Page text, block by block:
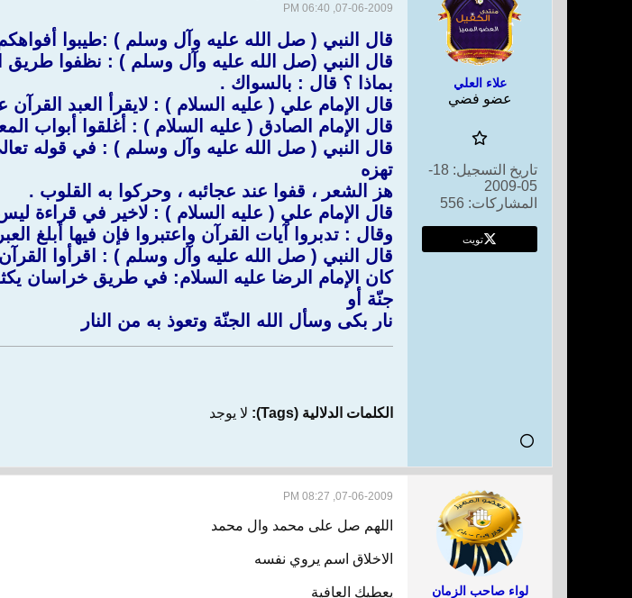
علاء العلي
عضو فضي
تاريخ التسجيل:
18-
05-2009
المشاركات: 556
تويت
07-06-2009, 06:40 PM
قال النبي ( صل الله عليه وآل وسلم ) :طيبوا
قال النبي (صل الله عليه وآل وسلم ) : نظفوا طريق
بماذا ؟ قال : بالسواك .
قال الإمام علي ( عليه السلام ) : لايقرأ العبد
قال الإمام الصادق ( عليه السلام ) : أغلقوا أبواب
قال النبي ( صل الله عليه وآل وسلم ) : في قوله تعالى :
تهزه
هز الشعر ، قفوا عند عجائبه ، وحركوا به القلوب .
قال الإمام علي ( عليه السلام ) : لاخير في قراءة
وقال : تدبروا آيات القرآن واعتبروا فإن فيها أبلغ
قال النبي ( صل الله عليه وآل وسلم ) : اقرأوا
كان الإمام الرضا عليه السلام: في طريق خراسان
جنّة أو
نار بكى وسأل الله الجنّة وتعوذ به من النار
الكلمات الدلالية (Tags): لا يوجد
لواء صاحب الزمان
07-06-2009, 08:27 PM
اللهم صل على محمد وال محمد
الاخلاق اسم يروي نفسه
يعطيك العافية